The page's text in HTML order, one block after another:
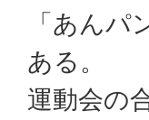
「あん
ある。
運動会の